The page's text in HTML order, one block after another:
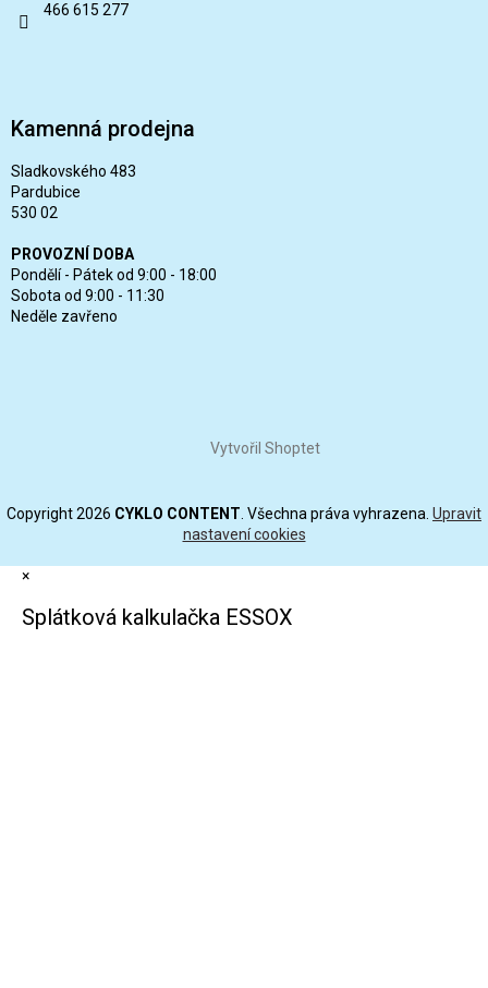
466 615 277
Kamenná prodejna
Sladkovského 483
Pardubice
530 02
PROVOZNÍ DOBA
Pondělí - Pátek od 9:00 - 18:00
Sobota od 9:00 - 11:30
Neděle zavřeno
Vytvořil Shoptet
Copyright 2026 CYKLO CONTENT . Všechna práva vyhrazena. Upravit
nastavení cookies
×
Splátková kalkulačka ESSOX